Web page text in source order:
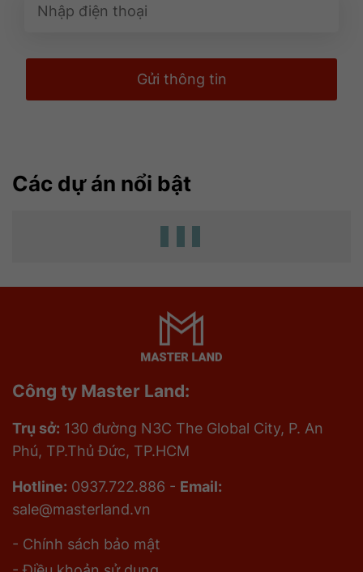
Gửi thông tin
Các dự án nổi bật
Công ty Master Land:
Trụ sở: 130 đường N3C The Global City, P. An
Phú, TP.Thủ Đức, TP.HCM
Hotline: 0937.722.886 - Email:
sale@masterland.vn
- Chính sách bảo mật